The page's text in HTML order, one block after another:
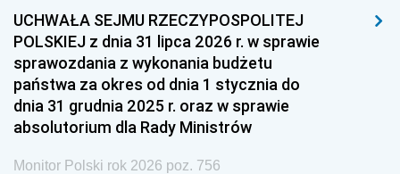
1939 1938 1937
1936 1930
UCHWAŁA SEJMU RZECZYPOSPOLITEJ
POLSKIEJ z dnia 31 lipca 2026 r. w sprawie
sprawozdania z wykonania budżetu
państwa za okres od dnia 1 stycznia do
dnia 31 grudnia 2025 r. oraz w sprawie
absolutorium dla Rady Ministrów
Monitor Polski rok 2026 poz. 756